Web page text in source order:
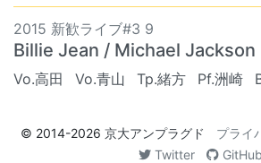
2015 新歓ライブ#3 9
Billie Jean / Michael Jackson
Vo.高田 Vo.青山 Tp.緒方 Pf.洲崎
© 2014-2026 京大アンプラグド プライ
Twitter
GitHub